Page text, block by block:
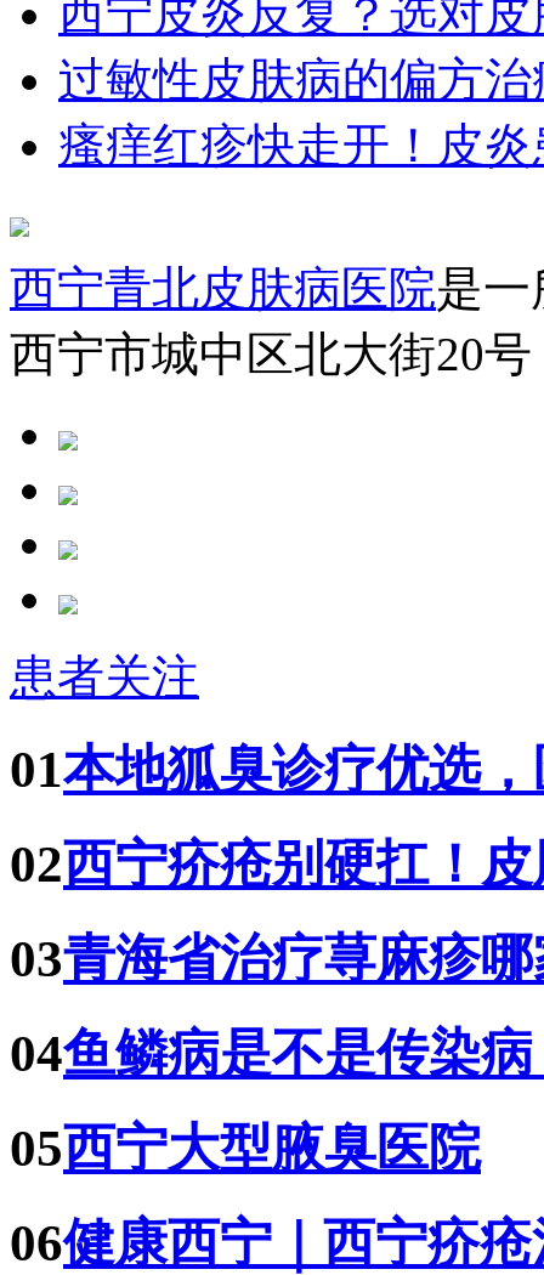
西宁皮炎反复？选对
过敏性皮肤病的偏方治
瘙痒红疹快走开！皮
西宁青北皮肤病医院是
西宁市城中区北大街20
患者关注
01本地狐臭诊疗优选
02西宁疥疮别硬扛！
03青海省治疗荨麻疹
04鱼鳞病是不是传染
05西宁大型腋臭医院
06健康西宁｜西宁疥